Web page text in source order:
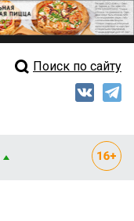
выпуск
Поиск по сайту